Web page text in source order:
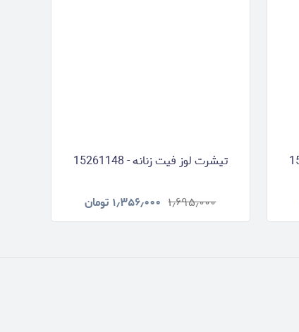
تیشرت لوز فیت زنانه - 15261148
۱٫۶۹۵٫۰۰۰ ۱٫۳۵۶٫۰۰۰ تومان